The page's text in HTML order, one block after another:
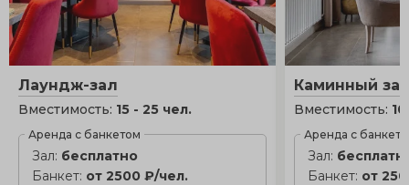
Лаундж-зал
Вместимость: 15 - 25 чел.
Аренда с банкетом
Зал: бесплатно
Банкет: от 2500 ₽/чел.
Каминный
Вместимость:
Аренда с
Зал:
Банкет: от